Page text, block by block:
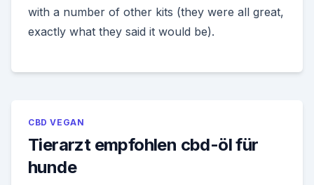
with a number of other kits (they were all great,
exactly what they said it would be).
CBD VEGAN
Tierarzt empfohlen cbd-öl für
hunde